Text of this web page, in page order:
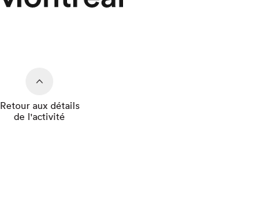
Retour aux détails
de l'activité